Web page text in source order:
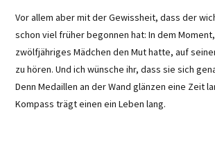
Vor allem aber mit der Gewissheit, dass der
schon viel früher begonnen hat: In dem
zwölfjähriges Mädchen den Mut hatte, auf
zu hören. Und ich wünsche ihr, dass sie sich
Denn Medaillen an der Wand glänzen eine Zeit
Kompass trägt einen ein Leben lang.